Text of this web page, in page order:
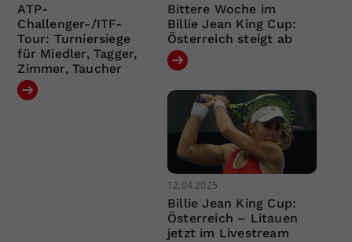
ATP-
Challenger-/ITF-
Tour: Turniersiege
für Miedler, Tagger,
Zimmer, Taucher
Bittere Woche im
Billie Jean King Cup:
Österreich steigt ab
12.04.2025
Billie Jean King Cup:
Österreich – Litauen
jetzt im Livestream